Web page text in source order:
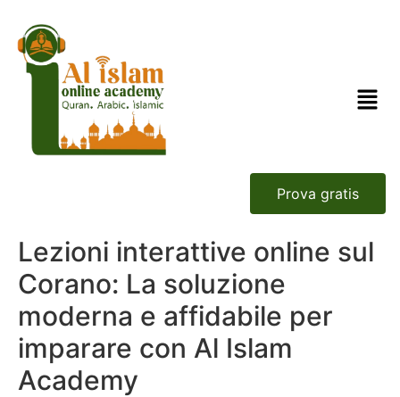
Prova gratis
Lezioni interattive online sul
Corano: La soluzione
moderna e affidabile per
imparare con Al Islam
Academy